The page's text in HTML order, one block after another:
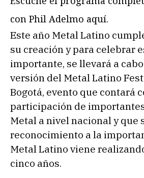
con Phil Adelmo aquí.
Este año Metal Latino
su creación y para celebrar
importante, se llevará a
versión del Metal Latino
Bogotá, evento que contará
participación de
Metal a nivel nacional y que
reconocimiento a la
Metal Latino viene
cinco años.